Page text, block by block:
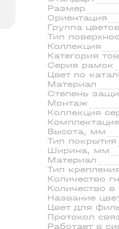
Размер
Ориентация
Группа цветов
Тип
Коллекция
Категория
Серия рамок
Цвeт по
Материал
Степень
Монтаж
Коллекция
Комплектация
Высота, мм
Тип покрытия
Ширина, мм
Материал
Тип
Количество
Количество в
Название
Цвет для
Протокол
Работает в